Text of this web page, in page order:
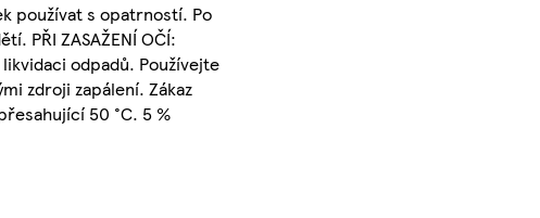
používat s opatrností. Po
PŘI ZASAŽENÍ OČÍ:
odpadů. Používejte
zdroji zapálení. Zákaz
50 °C. 5 %